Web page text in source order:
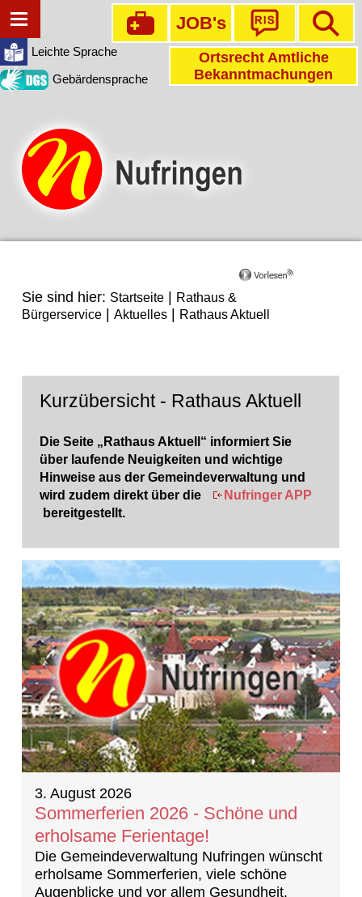
Leichte Sprache
Gebärdensprache
JOB's
Ortsrecht Amtliche
Bekanntmachungen
Sie sind hier: Startseite|
Rathaus &
Bürgerservice| Aktuelles| Rathaus Aktuell
Kurzübersicht - Rathaus Aktuell
Die Seite „Rathaus Aktuell“ informiert Sie
über laufende Neuigkeiten und wichtige
Hinweise aus der Gemeindeverwaltung und
wird zudem direkt über die
Nufringer APP
bereitgestellt.
20 Ergebnisse gefunden
3. August 2026
Sommerferien 2026 - Schöne und
erholsame Ferientage!
Die Gemeindeverwaltung Nufringen wünscht
erholsame Sommerferien, viele schöne
Augenblicke und vor allem Gesundheit.